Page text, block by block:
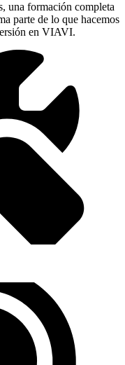
una formación completa
parte de lo que hacemos
en VIAVI.